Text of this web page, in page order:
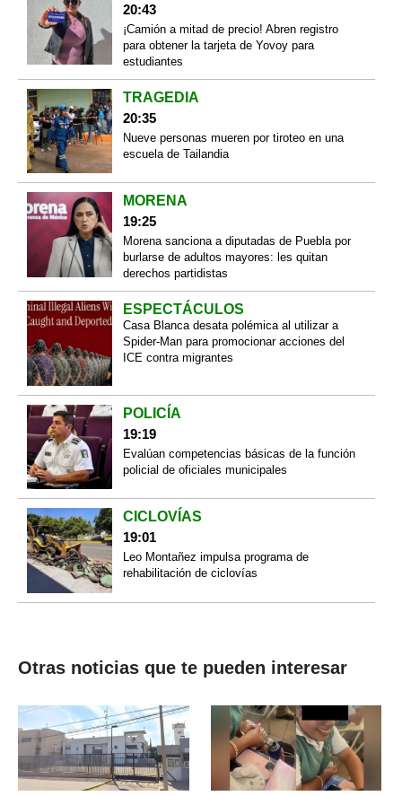
20:43
¡Camión a mitad de precio! Abren registro
para obtener la tarjeta de Yovoy para
estudiantes
TRAGEDIA
20:35
Nueve personas mueren por tiroteo en una
escuela de Tailandia
MORENA
19:25
Morena sanciona a diputadas de Puebla por
burlarse de adultos mayores: les quitan
derechos partidistas
ESPECTÁCULOS
Casa Blanca desata polémica al utilizar a
Spider-Man para promocionar acciones del
ICE contra migrantes
POLICÍA
19:19
Evalúan competencias básicas de la función
policial de oficiales municipales
CICLOVÍAS
19:01
Leo Montañez impulsa programa de
rehabilitación de ciclovías
Otras noticias que te pueden interesar